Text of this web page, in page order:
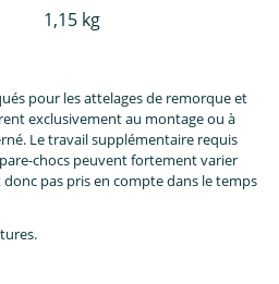
1,15 kg
pour les attelages de remorque et
exclusivement au montage ou à
Le travail supplémentaire requis
chocs peuvent fortement varier
pas pris en compte dans le temps